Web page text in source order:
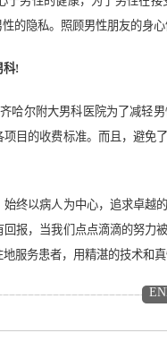
的隐私。照顾男性朋友的身心
!
尔附大男科医院为了减轻男
目的收费标准。而且，避
以病人为中心，追求卓越
报，当我们点点滴滴的努
服务患者，用精湛的技术和